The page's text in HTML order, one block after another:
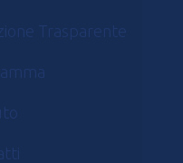
Trasparente